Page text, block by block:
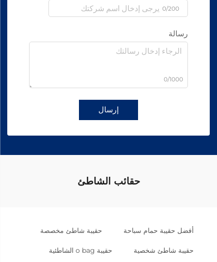
0/200
رسالة
0/1000
إرسال
حقائب الشاطئ
أفضل حقيبة حمام سباحة حقيبة شاطئ مخصصة
حقيبة شاطئ شخصية حقيبة o bag الشاطئية